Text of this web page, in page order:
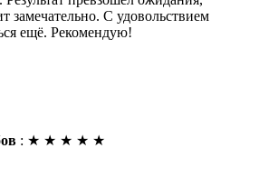
замечательно. С удовольствием
ещё. Рекомендую!
: ★ ★ ★ ★ ★